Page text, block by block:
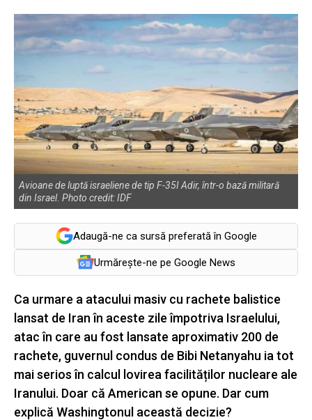
Avioane de luptă israeliene de tip F-35I Adir, într-o bază militară
din Israel. Photo credit: IDF
Adaugă-ne ca sursă preferată în Google
Urmărește-ne pe Google News
Ca urmare a atacului masiv cu rachete balistice
lansat de Iran în aceste zile împotriva Israelului,
atac în care au fost lansate aproximativ 200 de
rachete, guvernul condus de Bibi Netanyahu ia tot
mai serios în calcul lovirea facilităților nucleare ale
Iranului. Doar că American se opune. Dar cum
explică Washingtonul această decizie?